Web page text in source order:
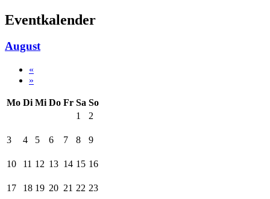
Eventkalender
August
«
»
Mo Di Mi Do Fr Sa So
1
2
3 4 5 6 7 8 9
10 11 12 13 14 15 16
17 18 19 20 21 22 23